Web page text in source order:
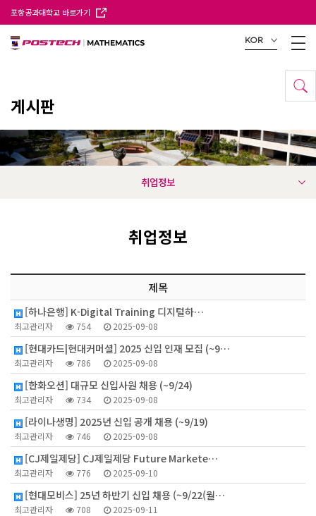
포항공과대학교 바로가기
KOR
게시판
취업정보
취업정보
제목
[하나은행] K-Digital Training 디지털하…
최고관리자 754 2025-09-08
[현대카드|현대커머셜] 2025 신입 인재 모집 (~9…
최고관리자 786 2025-09-08
[한화오션] 대규모 신입사원 채용 (~9/24)
최고관리자 734 2025-09-08
[라이나생명] 2025년 신입 공개 채용 (~9/19)
최고관리자 746 2025-09-08
[CJ제일제당] CJ제일제당 Future Markete…
최고관리자 776 2025-09-10
[현대모비스] 25년 하반기 신입 채용 (~9/22(월…
최고관리자 708 2025-09-11